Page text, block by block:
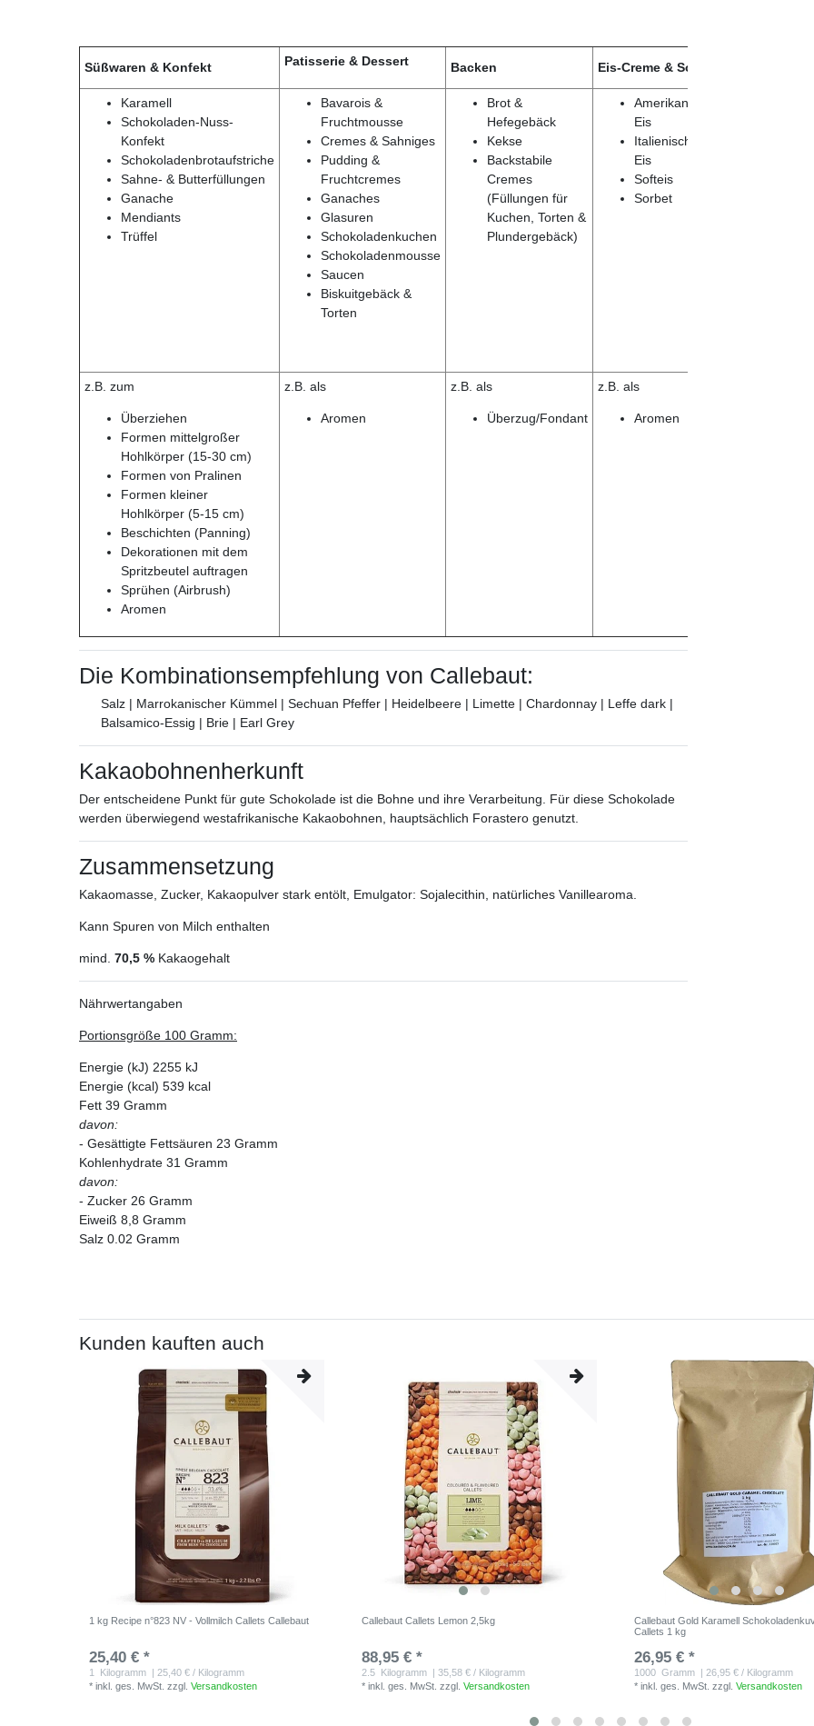
Süßwaren & Konfekt Patisserie & Dessert Backen Eis-Creme & Sorbets
Karamell
Schokoladen-Nuss-
Konfekt
Schokoladenbrotaufstriche
Sahne- & Butterfüllungen
Ganache
Mendiants
Trüffel
Bavarois &
Fruchtmousse
Cremes & Sahniges
Pudding &
Fruchtcremes
Ganaches
Glasuren
Schokoladenkuchen
Schokoladenmousse
Saucen
Biskuitgebäck &
Torten
Brot &
Hefegebäck
Kekse
Backstabile
Cremes
(Füllungen für
Kuchen, Torten &
Plundergebäck)
Amerikanisches
Eis
Italienisches
Eis
Softeis
Sorbet
z.B. zum
Überziehen
Formen mittelgroßer
Hohlkörper (15-30 cm)
Formen von Pralinen
Formen kleiner
Hohlkörper (5-15 cm)
Beschichten (Panning)
Dekorationen mit dem
Spritzbeutel auftragen
Sprühen (Airbrush)
Aromen
z.B. als
Aromen
z.B. als
Überzug/Fondant
z.B. als
Aromen
Die Kombinationsempfehlung von Callebaut:
Salz | Marrokanischer Kümmel | Sechuan Pfeffer | Heidelbeere | Limette | Chardonnay | Leffe dark |
Balsamico-Essig | Brie | Earl Grey
Kakaobohnenherkunft
Der entscheidene Punkt für gute Schokolade ist die Bohne und ihre Verarbeitung. Für diese Schokolade
werden überwiegend westafrikanische Kakaobohnen, hauptsächlich Forastero genutzt.
Zusammensetzung
Kakaomasse, Zucker, Kakaopulver stark entölt, Emulgator: Sojalecithin, natürliches Vanillearoma.
Kann Spuren von Milch enthalten
mind. 70,5 % Kakaogehalt
Nährwertangaben
Portionsgröße 100 Gramm:
Energie (kJ) 2255 kJ
Energie (kcal) 539 kcal
Fett 39 Gramm
davon:
- Gesättigte Fettsäuren 23 Gramm
Kohlenhydrate 31 Gramm
davon:
- Zucker 26 Gramm
Eiweiß 8,8 Gramm
Salz 0.02 Gramm
Kunden kauften auch
1 kg Recipe n°823 NV - Vollmilch Callets Callebaut
25,40 € *
1 Kilogramm | 25,40 € / Kilogramm
*inkl. ges. MwSt. zzgl.Versandkosten
Callebaut Callets Lemon 2,5kg
88,95 € *
2.5 Kilogramm | 35,58 € / Kilogramm
*inkl. ges. MwSt. zzgl.Versandkosten
Callebaut Gold Karamell
Callets 1 kg
26,95 € *
1000 Gramm | 26,95 € / Kilogramm
*inkl. ges. MwSt. zzgl.Versandkosten